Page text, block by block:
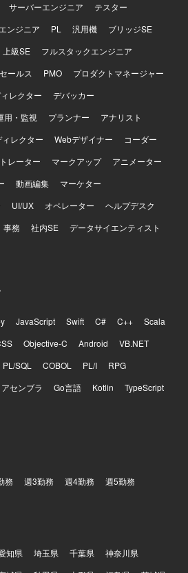
サーバーエンジニア
テスター
ンジニア PL 汎用機
ブリッジSE
上級SE
フルスタックエンジニア
ールス PMO
プロダクトマネージャー
レクター
デバッカー
用・監視 プランナー
アナリスト
レクター Webデザイナー
コーダー
レーター マークアップ
アニメーター
動画編集
マーケター
UI/UX オペレーター
ヘルプデスク
事務 社内SE
データサイエンティスト
JavaScript Swift C# C++
Scala
Objective-C Android
VB.NET
PL/SQL COBOL PL/I
RPG
アセンブラ Go言語 Kotlin
TypeScript
務 週3勤務 週4勤務 週5勤務
知県 埼玉県 千葉県
神奈川県